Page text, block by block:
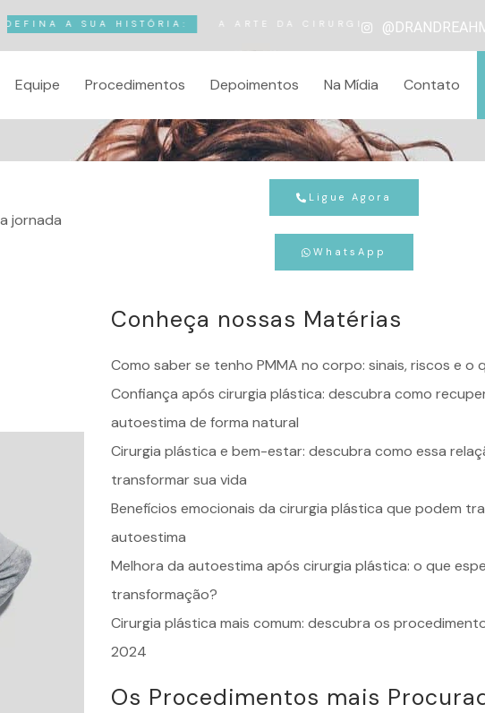
HISTÓRIA: A ARTE DACIRURGIA PLÁSTICAMOLDANDO
Equipe Procedimentos Depoimentos Na Mídia Contato
jornada
Ligue Agora
WhatsApp
Conheça nossas Matérias
Como saber se tenho PMMA no corpo: sinais, riscos e o
Confiança após cirurgia plástica: descubra como
autoestima de forma natural
Cirurgia plástica e bem-estar: descubra como essa
transformar sua vida
Benefícios emocionais da cirurgia plástica que podem
autoestima
Melhora da autoestima após cirurgia plástica: o que
transformação?
Cirurgia plástica mais comum: descubra os
2024
Os Procedimentos mais